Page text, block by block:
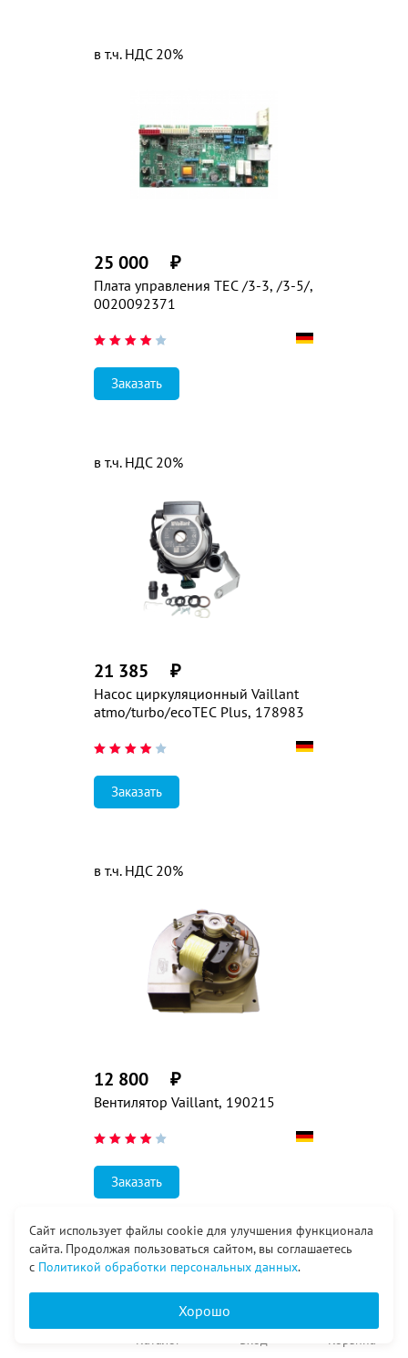
Плата управления TEC /3-3, /3-5/,
0020092371
25 000 ₽
в т.ч. НДС 20%
Заказать
Насос циркуляционный Vaillant
atmo/turbo/ecoTEC Plus, 178983
21 385 ₽
в т.ч. НДС 20%
Заказать
Вентилятор Vaillant, 190215
12 800 ₽
в т.ч. НДС 20%
Заказать
в т.ч. НДС 20%
Сайт использует файлы cookie для улучшения функционала
сайта. Продолжая пользоваться сайтом, вы соглашаетесь
с Политикой обработки персональных данных.
Хорошо